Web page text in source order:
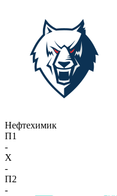
Нефтехимик
П1
-
X
-
П2
-